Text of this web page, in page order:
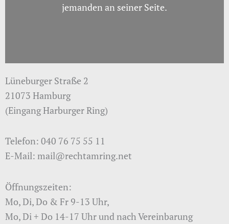
jemanden an seiner Seite.
Lüneburger Straße 2
21073 Hamburg
(Eingang Harburger Ring)
Telefon: 040 76 75 55 11
E-Mail: mail@rechtamring.net
Öffnungszeiten:
Mo, Di, Do & Fr 9-13 Uhr,
Mo, Di + Do 14-17 Uhr und nach Vereinbarung